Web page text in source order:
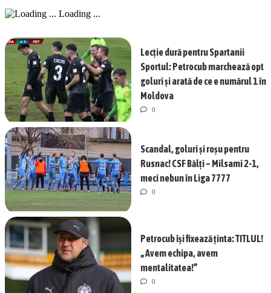
Loading ...
Lecție dură pentru Spartanii
Sportul: Petrocub marchează opt
goluri și arată de ce e numărul 1 în
Moldova
0
Scandal, goluri și roșu pentru
Rusnac! CSF Bălți – Milsami 2-1,
meci nebun în Liga 7777
0
Petrocub își fixează ținta: TITLUL!
„Avem echipa, avem
mentalitatea!”
0